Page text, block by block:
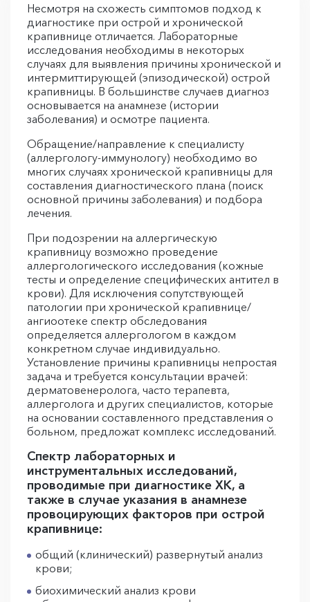
Несмотря на схожесть симптомов подход к
диагностике при острой и хронической
крапивнице отличается. Лабораторные
исследования необходимы в некоторых
случаях для выявления причины хронической и
интермиттирующей (эпизодической) острой
крапивницы. В большинстве случаев диагноз
основывается на анамнезе (истории
заболевания) и осмотре пациента.
Обращение/направление к специалисту
(аллергологу-иммунологу) необходимо во
многих случаях хронической крапивницы для
составления диагностического плана (поиск
основной причины заболевания) и подбора
лечения.
При подозрении на аллергическую
крапивницу возможно проведение
аллергологического исследования (кожные
тесты и определение специфических антител в
крови). Для исключения сопутствующей
патологии при хронической крапивнице/
ангиоотеке спектр обследования
определяется аллергологом в каждом
конкретном случае индивидуально.
Установление причины крапивницы непростая
задача и требуется консультации врачей:
дерматовенеролога, часто терапевта,
аллерголога и других специалистов, которые
на основании составленного представления о
больном, предложат комплекс исследований.
Спектр лабораторных и
инструментальных исследований,
проводимые при диагностике ХК, а
также в случае указания в анамнезе
провоцирующих факторов при острой
крапивнице:
общий (клинический) развернутый анализ
крови;
биохимический анализ крови